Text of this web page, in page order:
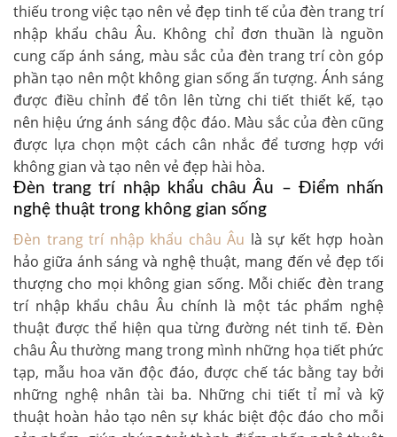
thiếu trong việc tạo nên vẻ đẹp tinh tế của đèn trang trí
nhập khẩu châu Âu. Không chỉ đơn thuần là nguồn
cung cấp ánh sáng, màu sắc của đèn trang trí còn góp
phần tạo nên một không gian sống ấn tượng. Ánh sáng
được điều chỉnh để tôn lên từng chi tiết thiết kế, tạo
nên hiệu ứng ánh sáng độc đáo. Màu sắc của đèn cũng
được lựa chọn một cách cân nhắc để tương hợp với
không gian và tạo nên vẻ đẹp hài hòa.
Đèn trang trí nhập khẩu châu Âu – Điểm nhấn
nghệ thuật trong không gian sống
Đèn trang trí nhập khẩu châu Âu là sự kết hợp hoàn
hảo giữa ánh sáng và nghệ thuật, mang đến vẻ đẹp tối
thượng cho mọi không gian sống. Mỗi chiếc đèn trang
trí nhập khẩu châu Âu chính là một tác phẩm nghệ
thuật được thể hiện qua từng đường nét tinh tế. Đèn
châu Âu thường mang trong mình những họa tiết phức
tạp, mẫu hoa văn độc đáo, được chế tác bằng tay bởi
những nghệ nhân tài ba. Những chi tiết tỉ mỉ và kỹ
thuật hoàn hảo tạo nên sự khác biệt độc đáo cho mỗi